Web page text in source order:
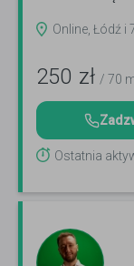
Online, Łódź i
250 zł / 70
Ostatnia